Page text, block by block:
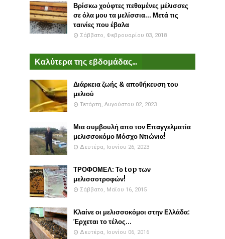
Βρίσκω χούφτες πεθαμένες μέλισσες
σε όλα μου τα μελίσσια... Μετά τις
ταινίες που έβαλα
Σάββατο, Φεβρουαρίου 03, 2018
Καλύτερα της εβδομάδας...
Διάρκεια ζωής & αποθήκευση του
μελιού
Τετάρτη, Αυγούστου 02, 2023
Μια συμβουλή απο τον Επαγγελματία
μελισσοκόμο Μόσχο Ντιώνια!
Δευτέρα, Ιουνίου 26, 2023
ΤΡΟΦΟΜΕΛ: Το top των
μελισσοτροφών!
Σάββατο, Μαΐου 16, 2015
Κλαίνε οι μελισσοκόμοι στην Ελλάδα:
Έρχεται το τέλος...
Δευτέρα, Ιουνίου 06, 2016